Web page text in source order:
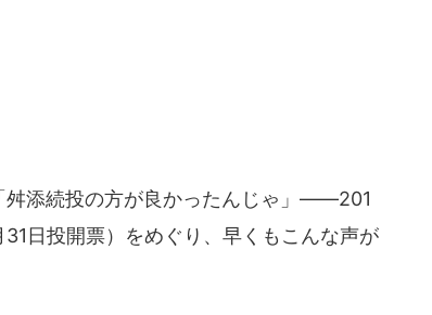
添続投の方が良かったんじゃ」――201
日投開票）をめぐり、早くもこんな声が